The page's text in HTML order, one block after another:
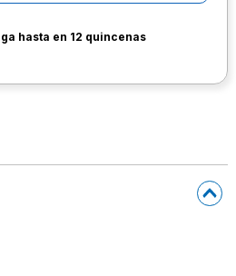
hasta en 12 quincenas